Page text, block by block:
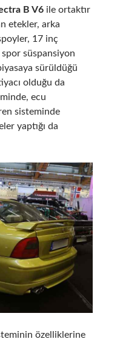
B V6ile ortaktır
etekler, arka
17 inç
spor süspansiyon
sürüldüğü
olduğu da
ecu
sisteminde
yaptığı da
özelliklerine